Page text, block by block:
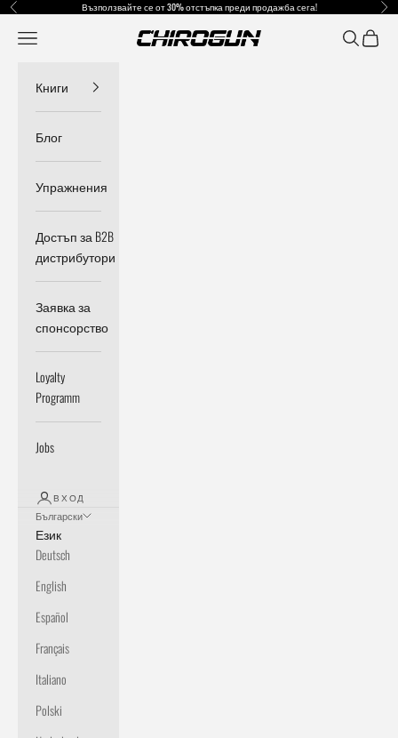
Прескочи към съдържанието
Назад Възползвайте се от 30% отстъпка преди продажба сега!
Chirogun DE
Меню Търсене
Книги
Блог
Упражнения
Достъп за B2B
дистрибутори
Заявка за
спонсорство
Loyalty
Programm
Jobs
ВХОД
Български
Език
Deutsch
English
Español
Français
Italiano
Polski